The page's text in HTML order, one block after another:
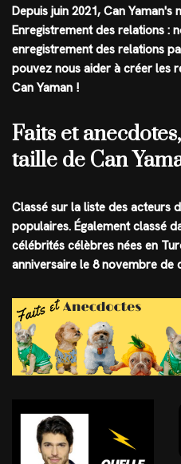
Depuis juin 2021, Can Yaman's
Enregistrement des relations :
enregistrement des relations
pouvez nous aider à créer les
Can Yaman !
Faits et
taille de Can
Classé sur la liste des acteurs
populaires. Également classé
célébrités célèbres nées en
anniversaire le 8 novembre de